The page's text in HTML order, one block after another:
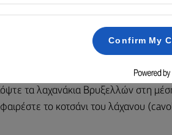
σαλάτα ως πλούσιο συνοδευτικό με
τα λαχανάκια Βρυξελλών στη
το κοτσάνι του λάχανου
Confirm My